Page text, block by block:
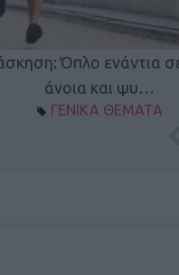
Όπλο ενάντια
άνοια και ψυ…
ΓΕΝΙΚΑ ΘΕΜΑΤΑ